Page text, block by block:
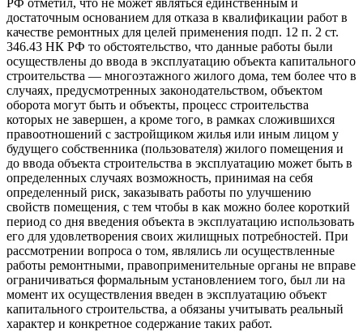
РФ отметил, что не может являться единственным и
достаточным основанием для отказа в квалификации работ в
качестве ремонтных для целей применения подп. 12 п. 2 ст.
346.43 НК РФ то обстоятельство, что данные работы были
осуществлены до ввода в эксплуатацию объекта капитального
строительства — многоэтажного жилого дома, тем более что в
случаях, предусмотренных законодательством, объектом
оборота могут быть и объекты, процесс строительства
которых не завершен, а кроме того, в рамках сложившихся
правоотношений с застройщиком жилья или иным лицом у
будущего собственника (пользователя) жилого помещения и
до ввода объекта строительства в эксплуатацию может быть в
определенных случаях возможность, принимая на себя
определенный риск, заказывать работы по улучшению
свойств помещения, с тем чтобы в как можно более короткий
период со дня введения объекта в эксплуатацию использовать
его для удовлетворения своих жилищных потребностей. При
рассмотрении вопроса о том, являлись ли осуществленные
работы ремонтными, правоприменительные органы не вправе
ограничиваться формальным установлением того, был ли на
момент их осуществления введен в эксплуатацию объект
капитального строительства, а обязаны учитывать реальный
характер и конкретное содержание таких работ.